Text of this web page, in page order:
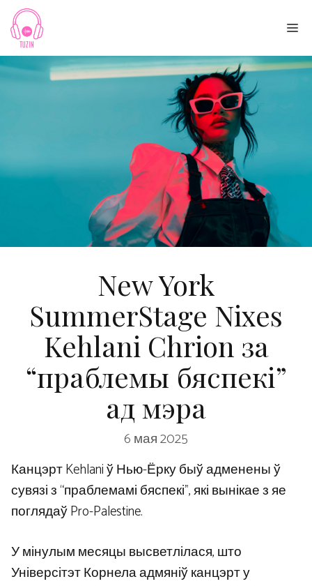
Skip
content
New York
SummerStage Nixes
Kehlani Chrion за
“праблемы бяспекі”
ад мэра
6 мая 2025
Канцэрт Kehlani ў Нью-Ёрку быў адменены ў
сувязі з “праблемамі бяспекі”, які вынікае з яе
поглядаў Pro-Palestine.
У мінулым месяцы высветлілася, што
Універсітэт Корнела адмяніў канцэрт у